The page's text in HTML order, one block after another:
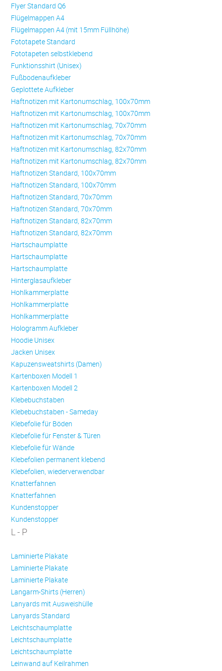
Flyer Standard Q6
Flügelmappen A4
Flügelmappen A4 (mit 15mm Füllhöhe)
Fototapete Standard
Fototapeten selbstklebend
Funktionsshirt (Unisex)
Fußbodenaufkleber
Geplottete Aufkleber
Haftnotizen mit Kartonumschlag, 100x70mm
Haftnotizen mit Kartonumschlag, 100x70mm
Haftnotizen mit Kartonumschlag, 70x70mm
Haftnotizen mit Kartonumschlag, 70x70mm
Haftnotizen mit Kartonumschlag, 82x70mm
Haftnotizen mit Kartonumschlag, 82x70mm
Haftnotizen Standard, 100x70mm
Haftnotizen Standard, 100x70mm
Haftnotizen Standard, 70x70mm
Haftnotizen Standard, 70x70mm
Haftnotizen Standard, 82x70mm
Haftnotizen Standard, 82x70mm
Hartschaumplatte
Hartschaumplatte
Hartschaumplatte
Hinterglasaufkleber
Hohlkammerplatte
Hohlkammerplatte
Hohlkammerplatte
Hologramm Aufkleber
Hoodie Unisex
Jacken Unisex
Kapuzensweatshirts (Damen)
Kartenboxen Modell 1
Kartenboxen Modell 2
Klebebuchstaben
Klebebuchstaben - Sameday
Klebefolie für Böden
Klebefolie für Fenster & Türen
Klebefolie für Wände
Klebefolien permanent klebend
Klebefolien, wiederverwendbar
Knatterfahnen
Knatterfahnen
Kundenstopper
Kundenstopper
L - P
Laminierte Plakate
Laminierte Plakate
Laminierte Plakate
Langarm-Shirts (Herren)
Lanyards mit Ausweishülle
Lanyards Standard
Leichtschaumplatte
Leichtschaumplatte
Leichtschaumplatte
Leinwand auf Keilrahmen